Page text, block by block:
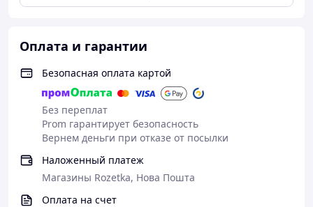
Оплата и гарантии
Безопасная оплата картой
Без переплат
Prom гарантирует безопасность
Вернем деньги при отказе от посылки
Наложенный платеж
Магазины Rozetka, Нова Пошта
Оплата на счет